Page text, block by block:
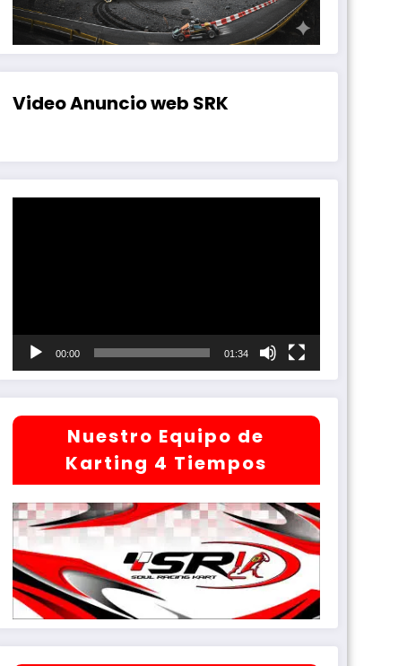
Video Anuncio web SRK
00:00 01:34
Nuestro Equipo de
Karting 4 Tiempos